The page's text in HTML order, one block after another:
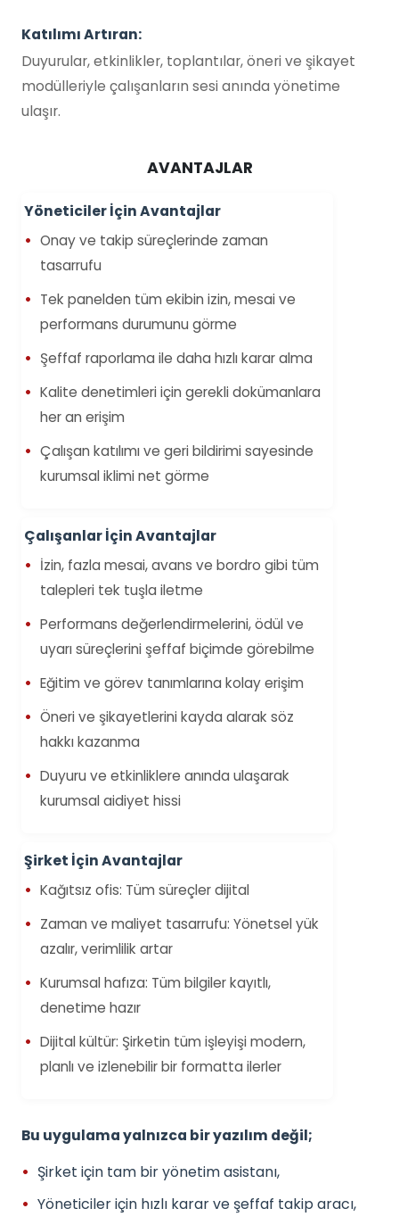
Katılımı Artıran:
Duyurular, etkinlikler, toplantılar, öneri ve şikayet
modülleriyle çalışanların sesi anında yönetime
ulaşır.
AVANTAJLAR
Yöneticiler İçin Avantajlar
Onay ve takip süreçlerinde zaman
tasarrufu
Tek panelden tüm ekibin izin, mesai ve
performans durumunu görme
Şeffaf raporlama ile daha hızlı karar alma
Kalite denetimleri için gerekli dokümanlara
her an erişim
Çalışan katılımı ve geri bildirimi sayesinde
kurumsal iklimi net görme
Çalışanlar İçin Avantajlar
İzin, fazla mesai, avans ve bordro gibi tüm
talepleri tek tuşla iletme
Performans değerlendirmelerini, ödül ve
uyarı süreçlerini şeffaf biçimde görebilme
Eğitim ve görev tanımlarına kolay erişim
Öneri ve şikayetlerini kayda alarak söz
hakkı kazanma
Duyuru ve etkinliklere anında ulaşarak
kurumsal aidiyet hissi
Şirket İçin Avantajlar
Kağıtsız ofis: Tüm süreçler dijital
Zaman ve maliyet tasarrufu: Yönetsel yük
azalır, verimlilik artar
Kurumsal hafıza: Tüm bilgiler kayıtlı,
denetime hazır
Dijital kültür: Şirketin tüm işleyişi modern,
planlı ve izlenebilir bir formatta ilerler
Bu uygulama yalnızca bir yazılım değil;
Şirket için tam bir yönetim asistanı,
Yöneticiler için hızlı karar ve şeffaf takip aracı,